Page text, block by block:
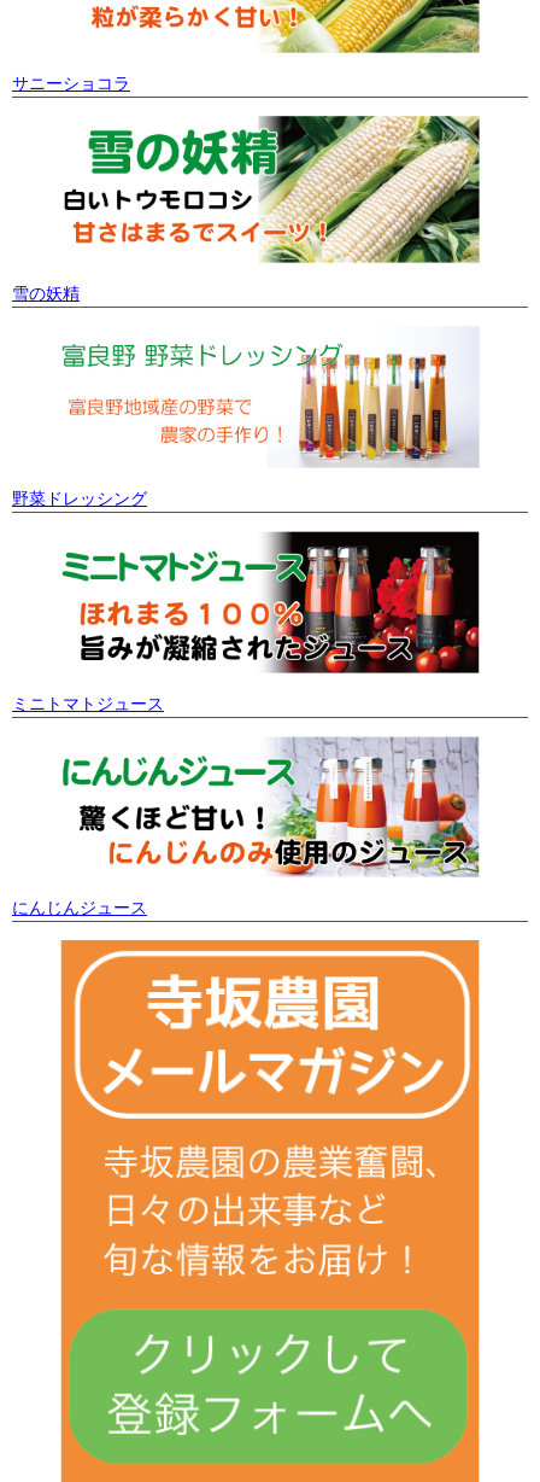
サニーショコラ
雪の妖精
野菜ドレッシング
ミニトマトジュース
にんじんジュース